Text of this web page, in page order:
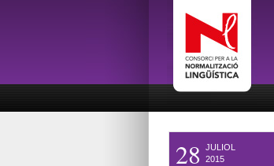
28
JULIOL
2015